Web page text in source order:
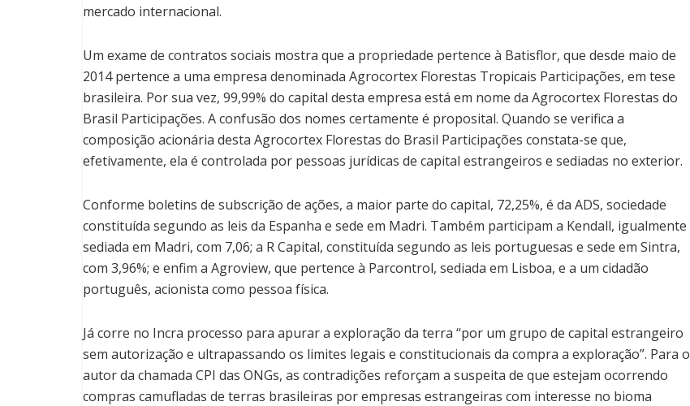
mercado internacional.
Um exame de contratos sociais mostra que a propriedade pertence à Batisflor, que desde maio de
2014 pertence a uma empresa denominada Agrocortex Florestas Tropicais Participações, em tese
brasileira. Por sua vez, 99,99% do capital desta empresa está em nome da Agrocortex Florestas do
Brasil Participações. A confusão dos nomes certamente é proposital. Quando se verifica a
composição acionária desta Agrocortex Florestas do Brasil Participações constata-se que,
efetivamente, ela é controlada por pessoas jurídicas de capital estrangeiros e sediadas no exterior.
Conforme boletins de subscrição de ações, a maior parte do capital, 72,25%, é da ADS, sociedade
constituída segundo as leis da Espanha e sede em Madri. Também participam a Kendall, igualmente
sediada em Madri, com 7,06; a R Capital, constituída segundo as leis portuguesas e sede em Sintra,
com 3,96%; e enfim a Agroview, que pertence à Parcontrol, sediada em Lisboa, e a um cidadão
português, acionista como pessoa física.
Já corre no Incra processo para apurar a exploração da terra “por um grupo de capital estrangeiro
sem autorização e ultrapassando os limites legais e constitucionais da compra a exploração”. Para o
autor da chamada CPI das ONGs, as contradições reforçam a suspeita de que estejam ocorrendo
compras camufladas de terras brasileiras por empresas estrangeiras com interesse no bioma